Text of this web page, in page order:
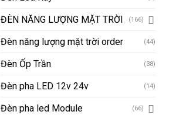
ĐÈN NĂNG LƯỢNG MẶT TRỜI (166)
Đèn năng lượng mặt trời order (44)
Đèn Ốp Trần (38)
Đèn pha LED 12v 24v (14)
Đèn pha led Module (66)